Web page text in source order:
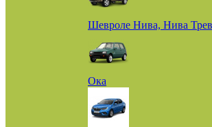
Шевроле Нива, Нива
Ока